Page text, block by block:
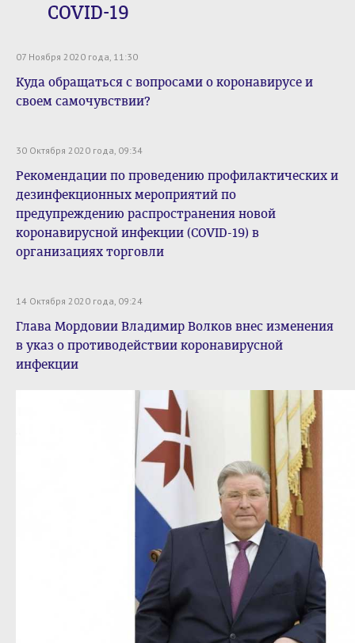
COVID-19
07 Ноября 2020 года, 11:30
Куда обращаться с вопросами о коронавирусе и
своем самочувствии?
30 Октября 2020 года, 09:34
Рекомендации по проведению профилактических и
дезинфекционных мероприятий по
предупреждению распространения новой
коронавирусной инфекции (COVID-19) в
организациях торговли
14 Октября 2020 года, 09:24
Глава Мордовии Владимир Волков внес изменения
в указ о противодействии коронавирусной
инфекции